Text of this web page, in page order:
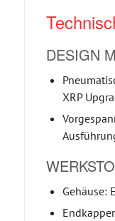
DESIGN
XRP
Gehäuse: